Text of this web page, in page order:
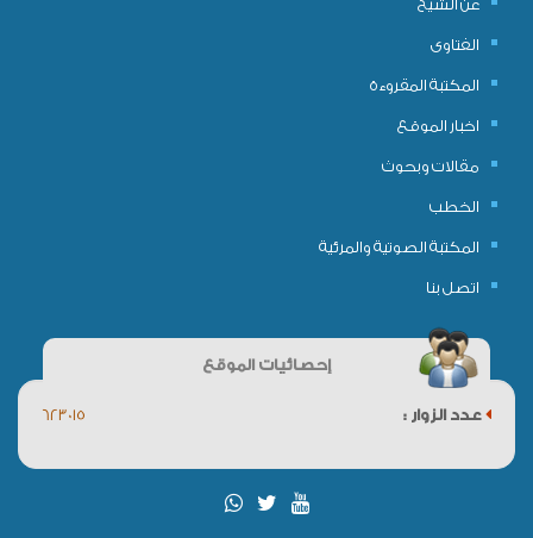
عن الشيخ
الفتاوى
المكتبة المقروءة
اخبار الموقع
مقالات وبحوث
الخطب
المكتبة الصوتية والمرئية
اتصل بنا
إحصائيات الموقع
عدد الزوار : 623015